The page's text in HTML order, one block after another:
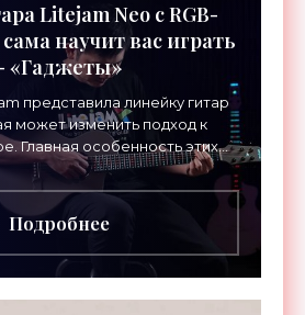
Litejam Neo с RGB-
научит вас играть
«Гаджеты»
представила линейку гитар
может изменить подход к
Главная особенность этих
– встроенная RGB-подсветка
Светодиоды
Подробнее